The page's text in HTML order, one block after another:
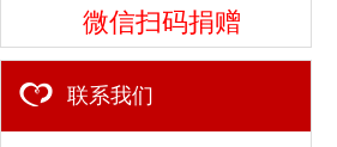
微信扫码捐赠
联系我们